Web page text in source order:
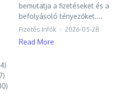
bemutatja a fizetéseket és a
befolyásoló tényezőket....
Fizetés Infók 2026-05-28
Read More